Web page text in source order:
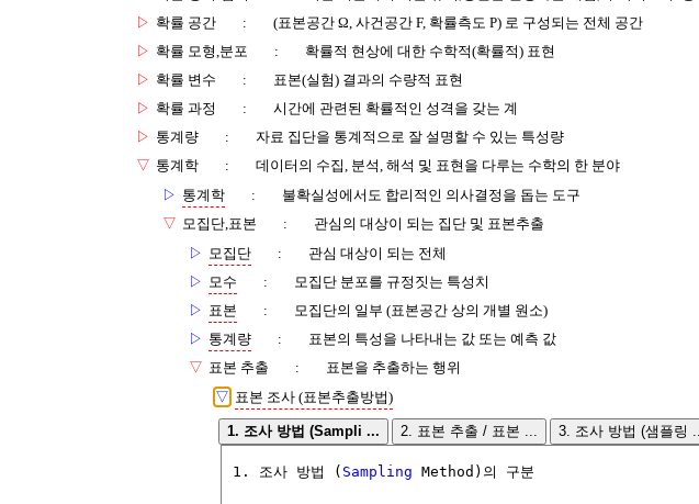
▷ 확률 공간 :
(표본공간 Ω, 사건공간 F, 확률측도 P) 로 구성되는 전체 공간
▷ 확률 모형,분포 :
확률적 현상에 대한 수학적(확률적) 표현
▷ 확률 변수 :
표본(실험) 결과의 수량적 표현
▷ 확률 과정 :
시간에 관련된 확률적인 성격을 갖는 계
▷ 통계량 :
자료 집단을 통계적으로 잘 설명할 수 있는 특성량
▽ 통계학 :
데이터의 수집, 분석, 해석 및 표현을 다루는 수학의 한 분야
▷ 통계학 :
불확실성에서도 합리적인 의사결정을 돕는 도구
▽ 모집단,표본 :
관심의 대상이 되는 집단 및 표본추출
▷ 모집단 :
관심 대상이 되는 전체
▷ 모수 :
모집단 분포를 규정짓는 특성치
▷ 표본 :
모집단의 일부 (표본공간 상의 개별 원소)
▷ 통계량 :
표본의 특성을 나타내는 값 또는 예측 값
▽ 표본 추출 :
표본을 추출하는 행위
▽ 표본 조사 (표본추출방법)
1. 조사 방법 (Sampli ... 2. 표본 추출 / 표본 ... 3. 조사 방법 (샘플링 ...
1. 조사 방법 ( Sampling Method)의 구분